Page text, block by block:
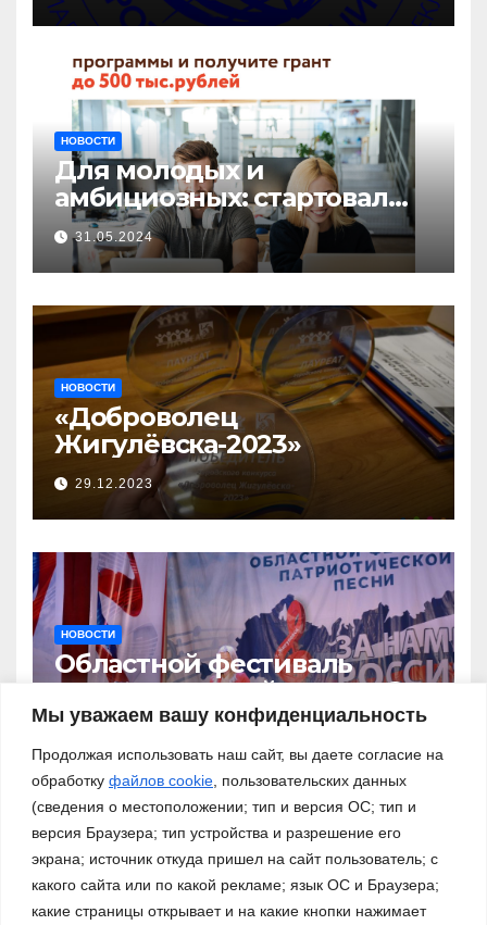
Мы уважаем вашу конфиденциальность
Продолжая использовать наш сайт, вы даете согласие на
обработку файлов cookie , пользовательских данных
(сведения о местоположении; тип и версия ОС; тип и
версия Браузера; тип устройства и разрешение его
экрана; источник откуда пришел на сайт пользователь; с
какого сайта или по какой рекламе; язык ОС и Браузера;
какие страницы открывает и на какие кнопки нажимает
НОВОСТИ
Для молодых и
амбициозных: стартовал
прием заявок на участие в
бизнес-акселераторе «Ты
предприниматель»
31.05.2024
НОВОСТИ
«Доброволец
Жигулёвска-2023»
29.12.2023
НОВОСТИ
Областной фестиваль
патриотической песни «За
нами – Россия!»